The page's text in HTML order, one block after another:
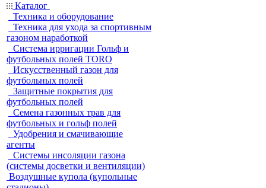
Каталог
Техника и оборудование
Техника для ухода за спортивным
газоном наработкой
Система ирригации Гольф и
футбольных полей TORO
Искусственный газон для
футбольных полей
Защитные покрытия для
футбольных полей
Семена газонных трав для
футбольных и гольф полей
Удобрения и смачивающие
агенты
Системы инсоляции газона
(системы досветки и вентиляции)
Воздушные купола (купольные